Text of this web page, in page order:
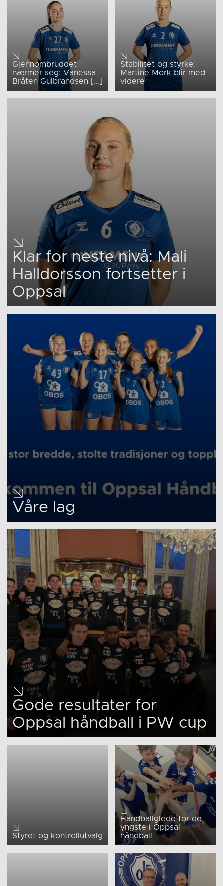
Gjennombruddet
nærmer seg: Vanessa
Bråten Gulbrandsen [...]
Stabilitet og styrke:
Martine Mork blir med
videre
Klar for neste nivå: Mali
Halldorsson fortsetter i
Oppsal
Våre lag
Gode resultater for
Oppsal håndball i PW cup
Styret og kontrollutvalg
Håndballglede for de
yngste i Oppsal
håndball